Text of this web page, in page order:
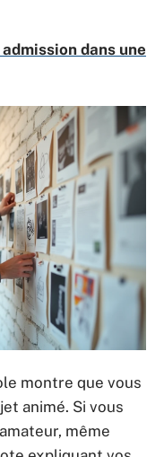
dans une
montre que vous
animé. Si vous
même